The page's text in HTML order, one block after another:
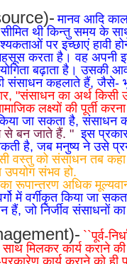
मानव आदि
थी किन्तु समय के
पर इच्छाएं हावी
करता है। वह अपनी
बढ़ाता है। उसकी
संसाधन कहलाते हैं, जैसे-
"संसाधन का अर्थ किसी
लक्ष्यों की पूर्ती
जा सकता है, संसाधन
से बनजाते हैं." इस
है, जब मनुष्य ने उसे
वस्तु को संसाधन तब
उपयोग संभव हो.
रूपान्तरण अधिक
में वर्गीकृत किया जा
हैं, जो निर्जीव संसाधनों
``पूर्व-
मिलकर कार्य कराने
कार्य कराने को